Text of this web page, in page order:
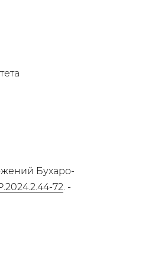
Бухаро-
72. -